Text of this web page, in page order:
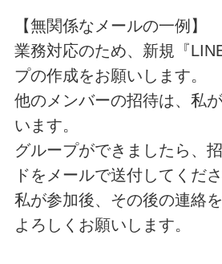
【無関係なメールの一例】
業務対応のため、新規『
プの作成をお願いします。
他のメンバーの招待は、私
います。
グループができましたら、
ドをメールで送付してくださ
私が参加後、その後の連絡を
よろしくお願いします。